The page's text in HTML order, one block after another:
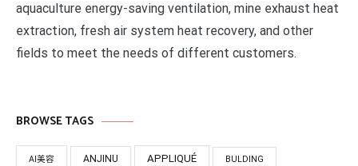
aquaculture energy-saving ventilation, mine exhaust heat
extraction, fresh air system heat recovery, and other
fields to meet the needs of different customers.
BROWSE TAGS
AI美容 ANJINU APPLIQUÉ BULDING